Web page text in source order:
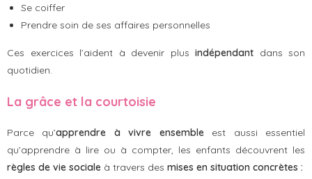
Se coiffer
Prendre soin de ses affaires personnelles
Ces exercices l’aident à devenir plus indépendant dans son
quotidien.
La grâce et la courtoisie
Parce qu’apprendre à vivre ensembleest aussi essentiel
qu’apprendre à lire ou à compter, les enfants découvrent les
règles de vie sociale à travers des mises en situation concrètes :